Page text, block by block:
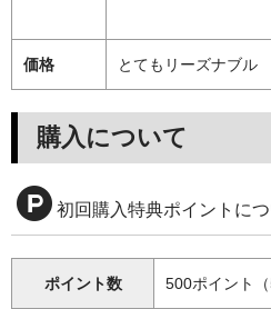
価格 とてもリーズナブル
購入について
初回購入特典ポイントに
ポイント数 500ポイント（